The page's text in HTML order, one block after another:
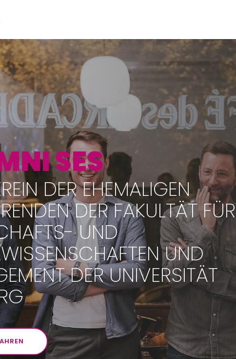
SES
DER EHEMALIGEN
DER FAKULTÄT FÜR
UND
UND
DER UNIVERSITÄT